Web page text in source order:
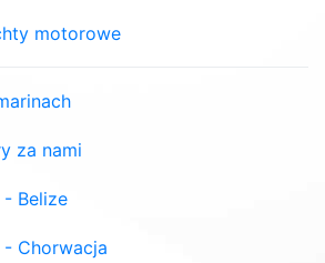
motorowe
za nami
Belize
Chorwacja